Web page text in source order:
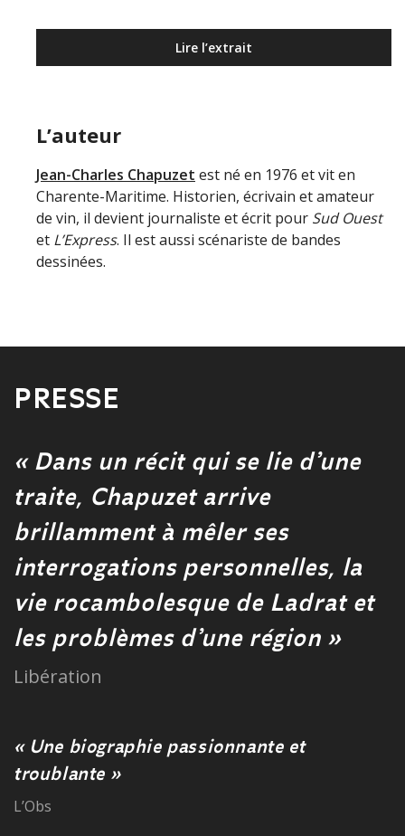
Lire l’extrait
L’auteur
Jean-Charles Chapuzet est né en 1976 et vit en
Charente-Maritime. Historien, écrivain et amateur
de vin, il devient journaliste et écrit pour Sud Ouest
et L’Express. Il est aussi scénariste de bandes
dessinées.
PRESSE
« Dans un récit qui se lie d’une
traite, Chapuzet arrive
brillamment à mêler ses
interrogations personnelles, la
vie rocambolesque de Ladrat et
les problèmes d’une région »
Libération
« Une biographie passionnante et
troublante »
L’Obs